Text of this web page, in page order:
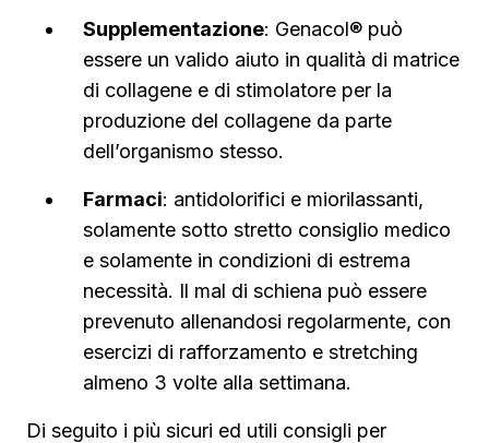
Supplementazione: Genacol® può
essere un valido aiuto in qualità di matrice
di collagene e di stimolatore per la
produzione del collagene da parte
dell’organismo stesso.
Farmaci: antidolorifici e miorilassanti,
solamente sotto stretto consiglio medico
e solamente in condizioni di estrema
necessità. Il mal di schiena può essere
prevenuto allenandosi regolarmente, con
esercizi di rafforzamento e stretching
almeno 3 volte alla settimana.
Di seguito i più sicuri ed utili consigli per